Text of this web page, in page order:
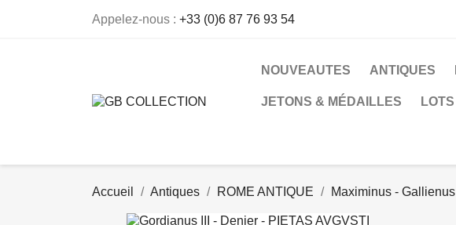
Appelez-nous : +33 (0)6 87 76 93 54
NOUVEAUTES ANTIQUES
JETONS & MÉDAILLES LOTS
Accueil Antiques ROME ANTIQUE Maximinus - Gallienus